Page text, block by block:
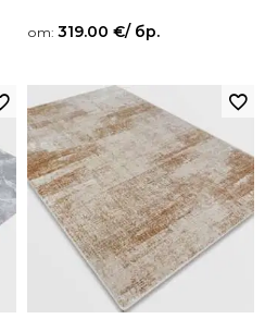
от: 319.00 €/ бр.